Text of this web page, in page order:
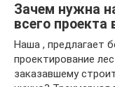
Зачем нужна
всего
Наша , предлагает
проектирование
заказавшему